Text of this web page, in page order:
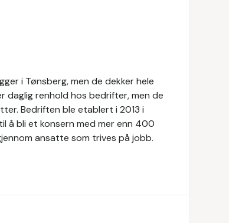
i Tønsberg, men de dekker hele
renhold hos bedrifter, men de
Bedriften ble etablert i 2013 i
å bli et konsern med mer enn 400
ansatte som trives på jobb.